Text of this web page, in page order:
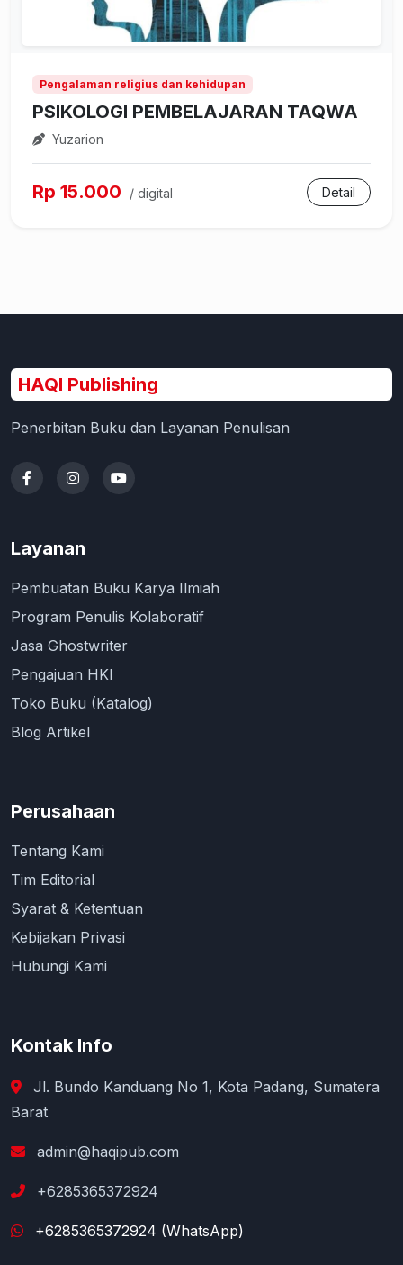
Pengalaman religius dan kehidupan
PSIKOLOGI PEMBELAJARAN TAQWA
Yuzarion
Rp 15.000 / digital Detail
HAQI Publishing
Penerbitan Buku dan Layanan Penulisan
Layanan
Pembuatan Buku Karya Ilmiah
Program Penulis Kolaboratif
Jasa Ghostwriter
Pengajuan HKI
Toko Buku (Katalog)
Blog Artikel
Perusahaan
Tentang Kami
Tim Editorial
Syarat & Ketentuan
Kebijakan Privasi
Hubungi Kami
Kontak Info
Jl. Bundo Kanduang No 1, Kota Padang, Sumatera
Barat
admin@haqipub.com
+6285365372924
+6285365372924 (WhatsApp)